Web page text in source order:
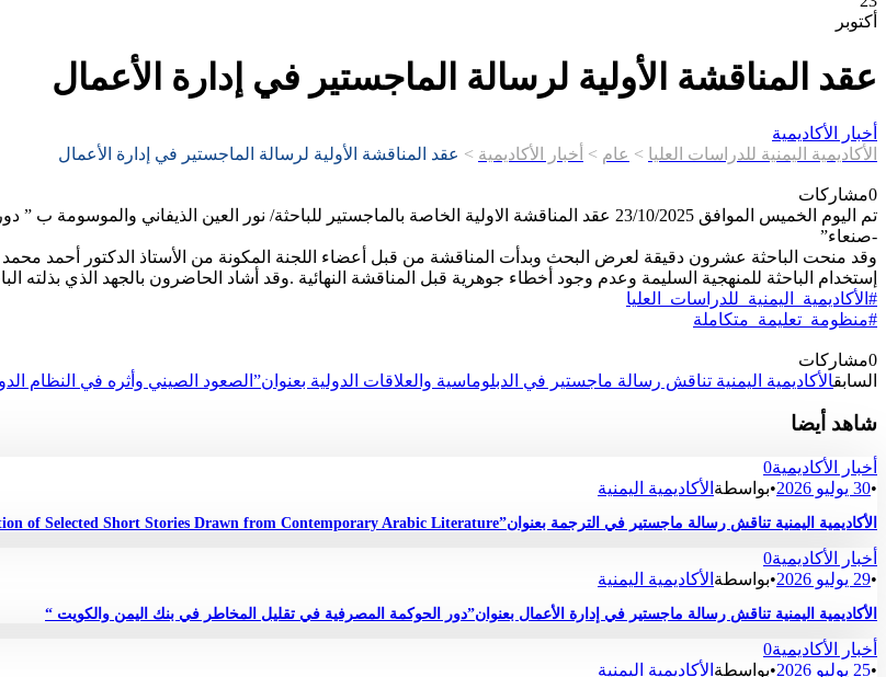
أكتوبر
عقد المناقشة الأولية لرسالة الماجستير في إدارة الأعمال
أخبار الأكاديمية
الأكاديمية اليمنية للدراسات العليا > عام > أخبار الأكاديمية > عقد المناقشة الأولية لرسالة الماجستير في إدارة الأعمال
0مشاركات
تم اليوم الخميس الموافق 23/10/2025 عقد المناقشة الاولية الخاصة بالماجستير للباحثة/ نور العين
-صنعاء”
وقد منحت الباحثة عشرون دقيقة لعرض البحث وبدأت المناقشة من قبل أعضاء اللجنة المكونة من الأستاذ الدكتور أحمد محمد
إستخدام الباحثة للمنهجية السليمة وعدم وجود أخطاء جوهرية قبل المناقشة النهائية .وقد أشاد الحاضرون بالجهد الذي
#الأكاديمية_اليمنية_للدراسات_العليا
#منظومة_تعليمة_متكاملة
0مشاركات
السابقالأكاديمية اليمنية تناقش رسالة ماجستير في الدبلوماسية والعلاقات الدولية بعنوان”الصعود الصيني وأثره في النظام الدولي 2018-
شاهد أيضا
أخبار الأكاديمية0
•30 يوليو 2026 •بواسطة الأكاديمية اليمنية
الأكاديمية اليمنية تناقش رسالة ماجستير في الترجمة بعنوان”Critique and Quality Assessment of the English Translation of Selected Short Stories Drawn from Contemporary Arabic Literature “
أخبار الأكاديمية0
•29 يوليو 2026 •بواسطة الأكاديمية اليمنية
الأكاديمية اليمنية تناقش رسالة ماجستير في إدارة الأعمال بعنوان”دور الحوكمة المصرفية في تقليل المخاطر في بنك اليمن والكويت “
أخبار الأكاديمية0
•25 يوليو 2026 •بواسطة الأكاديمية اليمنية